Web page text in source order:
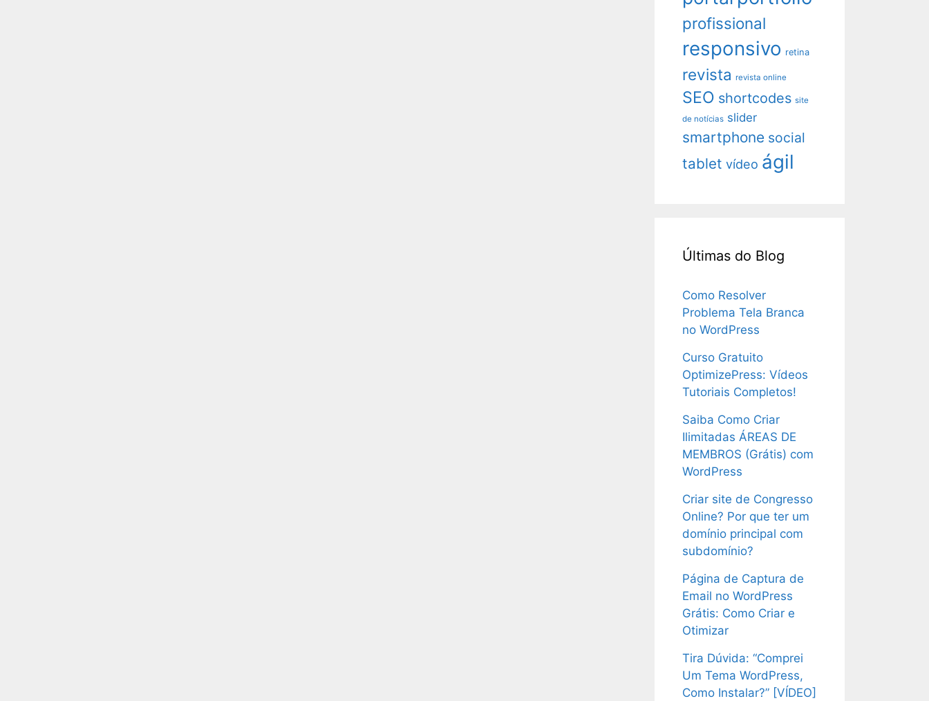
profissional
responsivo retina
revista revista online
SEO shortcodes site
de notícias slider
smartphone social
tablet vídeo ágil
Últimas do Blog
Como Resolver
Problema Tela Branca
no WordPress
Curso Gratuito
OptimizePress: Vídeos
Tutoriais Completos!
Saiba Como Criar
Ilimitadas ÁREAS DE
MEMBROS (Grátis) com
WordPress
Criar site de Congresso
Online? Por que ter um
domínio principal com
subdomínio?
Página de Captura de
Email no WordPress
Grátis: Como Criar e
Otimizar
Tira Dúvida: “Comprei
Um Tema WordPress,
Como Instalar?” [VÍDEO]